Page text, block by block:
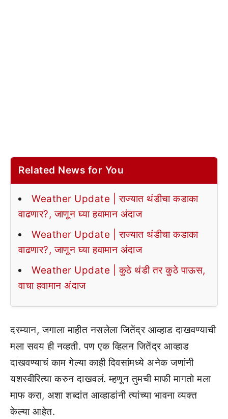
Related News for You
Weather Update | राज्यात थंडीचा कडाका
वाढणार?, जाणून घ्या हवामान अंदाज
Weather Update | राज्यात थंडीचा कडाका
वाढणार?, जाणून घ्या हवामान अंदाज
Weather Update | कुठे थंडी तर कुठे पाऊस,
वाचा हवामान अंदाज
दरम्यान, जगाला माहीत नसलेला जितेंद्र आव्हाड दाखवण्याची
मला सवय ही नव्हती. पण एक व्हिलन जितेंद्र आव्हाड
दाखवण्याचं काम गेल्या काही दिवसांमध्ये अनेक जणांनी
यशस्वीरित्या करुन दाखवलं. म्हणून तुमची माफी मागतो मला
माफ करा, अशा शब्दांत आव्हाडांनी त्यांच्या भावना व्यक्त
केल्या आहेत.